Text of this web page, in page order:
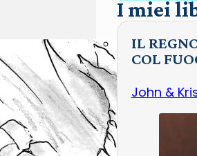
I miei
IL
COL
John &